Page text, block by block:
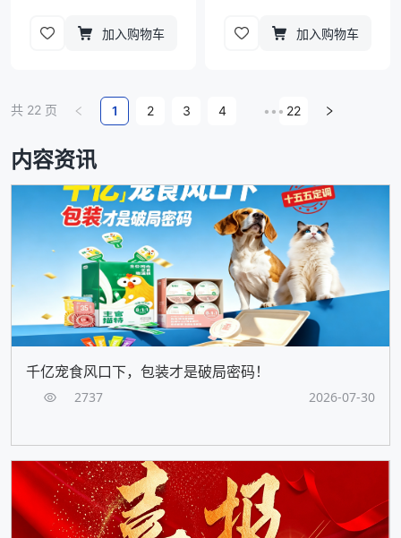
加入购物车 加入购物车
共 22 页 1 2 3 4 ••• 22
内容资讯
千亿宠食风口下，包装才是破局密码！
2737 2026-07-30